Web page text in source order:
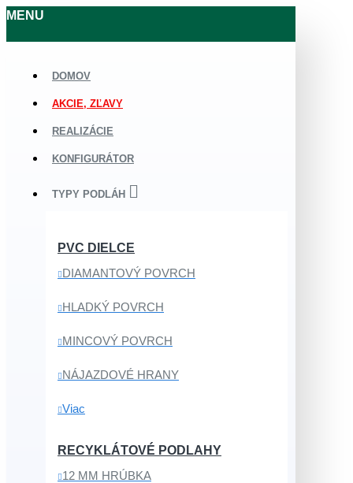
MENU
DOMOV
AKCIE, ZĽAVY
REALIZÁCIE
KONFIGURÁTOR
TYPY PODLÁH
PVC DIELCE
DIAMANTOVÝ POVRCH
HLADKÝ POVRCH
MINCOVÝ POVRCH
NÁJAZDOVÉ HRANY
Viac
RECYKLÁTOVÉ PODLAHY
12 MM HRÚBKA